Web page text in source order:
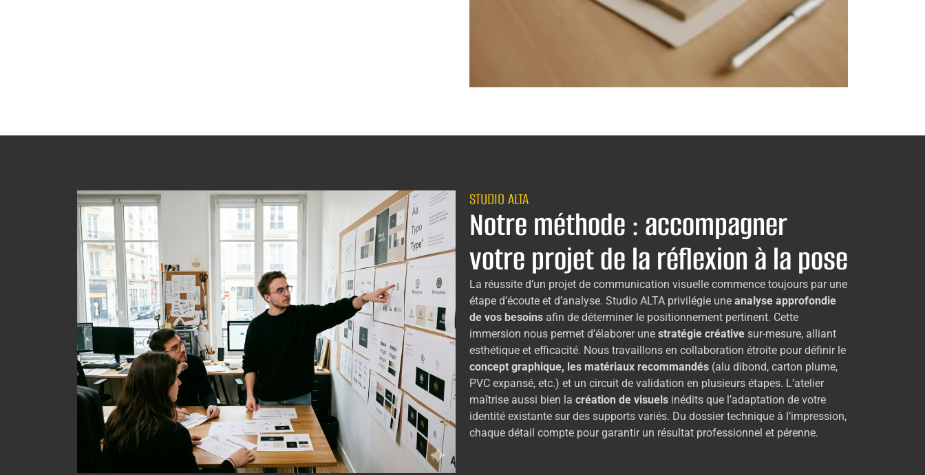
STUDIO ALTA
Notre méthode : accompagner
votre projet de la réflexion à la pose
La réussite d’un projet de communication visuelle commence toujours par une
étape d’écoute et d’analyse. Studio ALTA privilégie une analyse approfondie
de vos besoins afin de déterminer le positionnement pertinent. Cette
immersion nous permet d’élaborer une stratégie créative sur-mesure, alliant
esthétique et efficacité. Nous travaillons en collaboration étroite pour définir le
concept graphique, les matériaux recommandés (alu dibond, carton plume,
PVC expansé, etc.) et un circuit de validation en plusieurs étapes. L’atelier
maîtrise aussi bien la création de visuels inédits que l’adaptation de votre
identité existante sur des supports variés. Du dossier technique à l’impression,
chaque détail compte pour garantir un résultat professionnel et pérenne.